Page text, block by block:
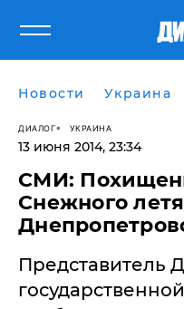
Новости Украина
ДИАЛОГ УКРАИНА
13 июня 2014, 23:34
СМИ:
Снежного
Представитель